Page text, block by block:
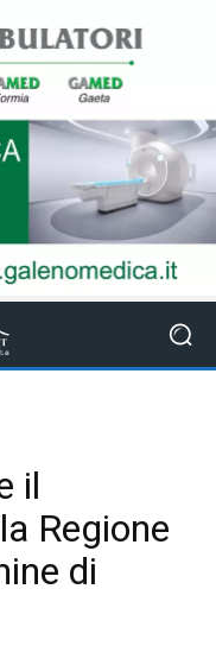
il
Regione
di